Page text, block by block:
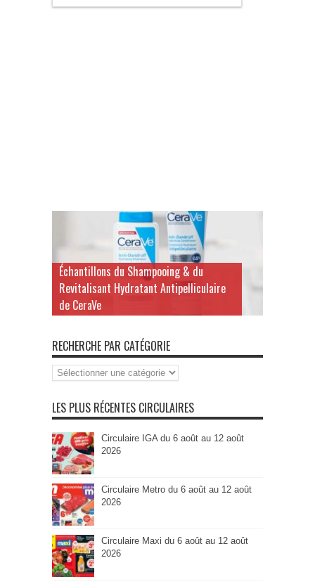
Échantillons du Shampooing & du
Revitalisant Hydratant Antipelliculaire
de CeraVe
RECHERCHE PAR CATÉGORIE
Recherche
par
LES PLUS RÉCENTES CIRCULAIRES
Circulaire IGA du 6 août au 12 août
2026
Circulaire Metro du 6 août au 12 août
2026
Circulaire Maxi du 6 août au 12 août
2026